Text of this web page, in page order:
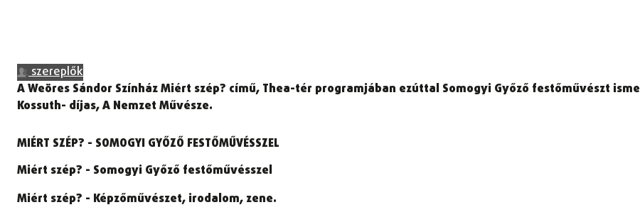
szereplők
A Weöres Sándor Színház Miért szép? című, Thea-tér programjában ezúttal Somogyi Győző festőművészt
Kossuth- díjas, A Nemzet Művésze.
MIÉRT SZÉP? - SOMOGYI GYŐZŐ FESTŐMŰVÉSSZEL
Miért szép? - Somogyi Győző festőművésszel
Miért szép? - Képzőművészet, irodalom, zene.